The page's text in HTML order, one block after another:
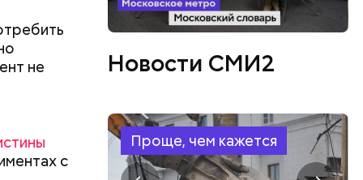
не
с
сын
Новости СМИ2
Проще, чем кажется